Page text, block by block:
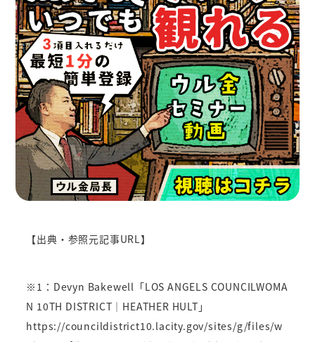
【出典・参照元記事URL】
※1：Devyn Bakewell「LOS ANGELS COUNCILWOMA
N 10TH DISTRICT｜HEATHER HULT」
https://councildistrict10.lacity.gov/sites/g/files/w